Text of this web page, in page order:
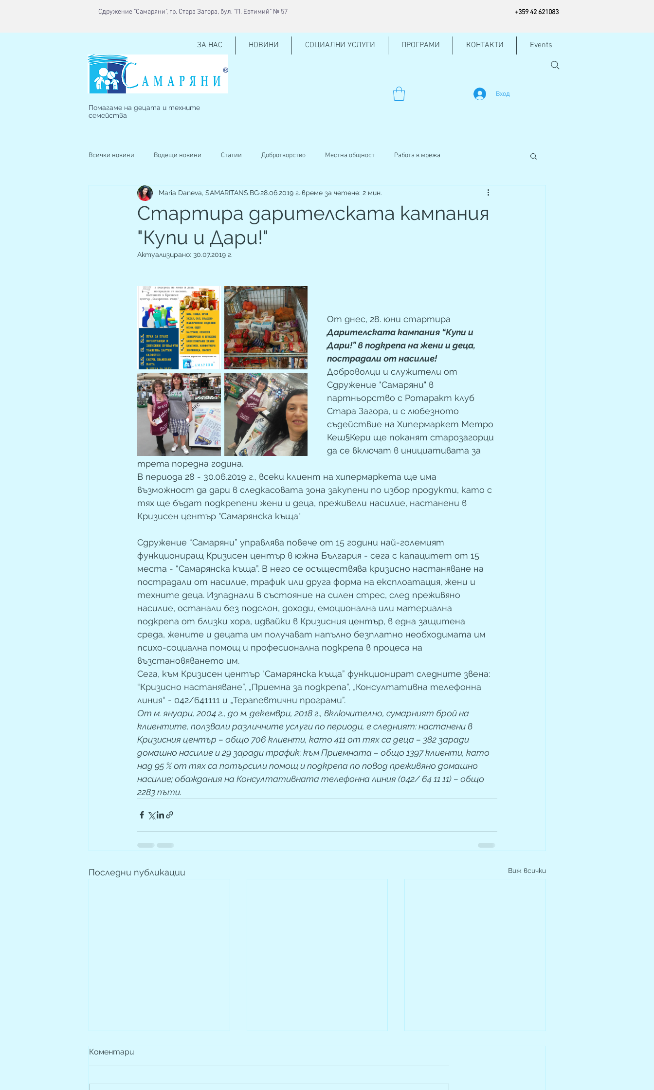
Сдружение "Самаряни", гр. Стара Загора, бул. "П. Евтимий" № 57 +359 42 621083
ЗА НАС НОВИНИ СОЦИАЛНИ УСЛУГИ ПРОГРАМИ КОНТАКТИ Events
Вход
Помагаме на децата и техните
семейства
Всички новини Водещи новини Статии Добротворство Местна общност Работа в мрежа
Наблюдавано жилище Кризисен център КСО Внучено на баба Кръводаряване
Стартира дарителската кампания
"Купи и Дари!"
Maria Daneva, SAMARITANS.BG28.06.2019 г. време за четене: 2 мин.
Актуализирано: 30.07.2019 г.
От днес, 28. юни стартира
Дарителската кампания “Купи и
Дари!” в подкрепа на жени и деца,
пострадали от насилие!
Доброволци и служители от
Сдружение "Самаряни" в
партньорство с Ротаракт клуб
Стара Загора, и с любезното
съдействие на Хипермаркет Метро
Кеш§Кери ще поканят старозагорци
да се включат в инициативата за
трета поредна година.
В периода 28 - 30.06.2019 г., всеки клиент на хипермаркета ще има
възможност да дари в следкасовата зона закупени по избор продукти, като с
тях ще бъдат подкрепени жени и деца, преживели насилие, настанени в
Кризисен център "Самарянска къща"
Сдружение “Самаряни” управлява повече от 15 години най-големият
функциониращ Кризисен център в южна България - сега с капацитет от 15
места - “Самарянска къща”. В него се осъществява кризисно настаняване на
пострадали от насилие, трафик или друга форма на експлоатация, жени и
техните деца. Изпаднали в състояние на силен стрес, след преживяно
насилие, останали без подслон, доходи, емоционална или материална
подкрепа от близки хора, идвайки в Кризисния център, в една защитена
среда, жените и децата им получават напълно безплатно необходимата им
психо-социална помощ и професионална подкрепа в процеса на
възстановяването им.
Сега, към Кризисен център "Самарянска къща” функционират следните звена:
“Кризисно настаняване”, „Приемна за подкрепа”, „Консултативна телефонна
линия“ - 042/641111 и „Терапевтични програми”.
От м. януари, 2004 г., до м. декември, 2018 г., включително, сумарният брой на
клиентите, ползвали различните услуги по периоди, е следният: настанени в
Кризисния център – общо 706 клиенти, като 411 от тях са деца – 382 заради
домашно насилие и 29 заради трафик; към Приемната – общо 1397 клиенти, като
над 95 % от тях са потърсили помощ и подкрепа по повод преживяно домашно
насилие; обаждания на Консултативната телефонна линия (042/ 64 11 11) – общо
2283 пъти.
Последни публикации Виж всички
Коментари